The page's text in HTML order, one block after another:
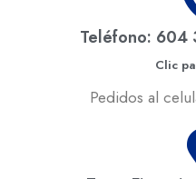
Teléfono: 604
Clic
Pedidos al